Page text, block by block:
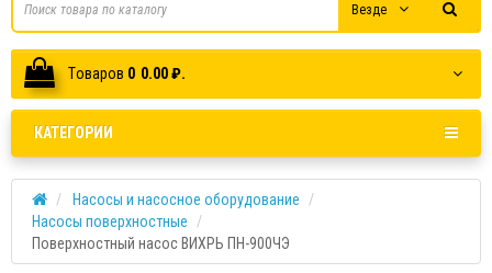
Везде
Tоваров 0 0.00 ₽.
КАТЕГОРИИ
Насосы и насосное оборудование
Насосы поверхностные
Поверхностный насос ВИХРЬ ПН-900ЧЭ